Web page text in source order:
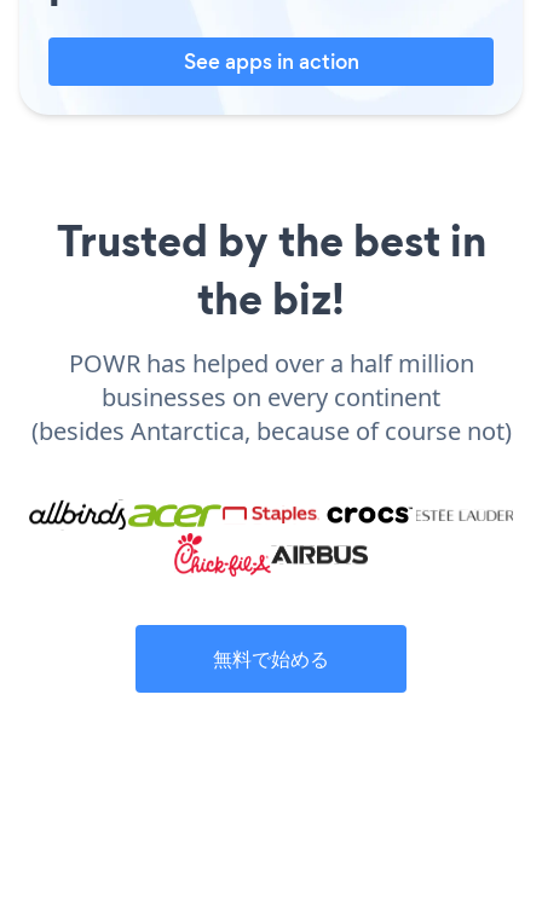
See apps in action
Trusted by the best in
the biz!
POWR has helped over a half million
businesses on every continent
(besides Antarctica, because of course not)
無料で始める